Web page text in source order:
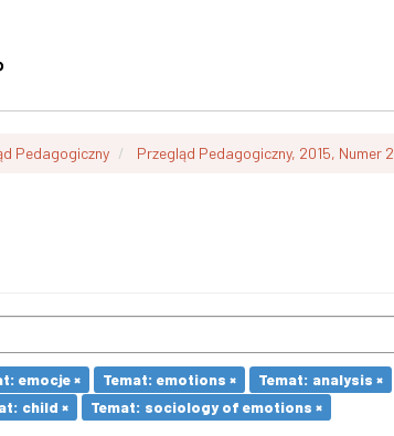
Pedagogiczny Przegląd Pedagogiczny, 2015, Numer 2
emocje × Temat: emotions ×
Temat: analysis ×
child ×
Temat: sociology of emotions ×